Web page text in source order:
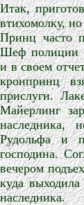
Итак,
втихомолку,
Принц часто
Шеф полиции
и в своем
кронпринц
прислуги.
Майерлинг
наследника,
Рудольфа и
господина.
вечером
куда
наследника.